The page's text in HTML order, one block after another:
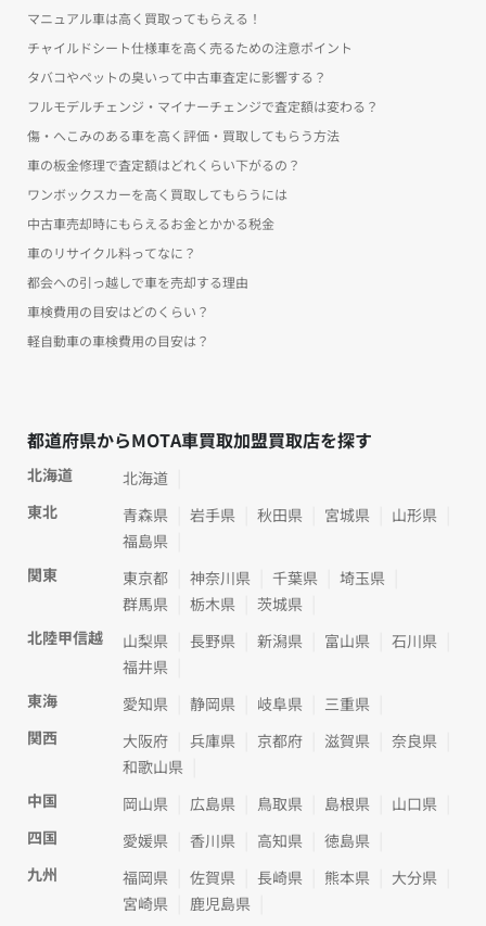
マニュアル車は高く買取ってもらえる！
チャイルドシート仕様車を高く売るための注意ポイント
タバコやペットの臭いって中古車査定に影響する？
フルモデルチェンジ・マイナーチェンジで査定額は変わる？
傷・へこみのある車を高く評価・買取してもらう方法
車の板金修理で査定額はどれくらい下がるの？
ワンボックスカーを高く買取してもらうには
中古車売却時にもらえるお金とかかる税金
車のリサイクル料ってなに？
都会への引っ越しで車を売却する理由
車検費用の目安はどのくらい？
軽自動車の車検費用の目安は？
都道府県からMOTA車買取加盟買取店を探す
北海道
北海道
東北
青森県 岩手県 秋田県 宮城県
山形県
福島県
関東
東京都 神奈川県 千葉県
埼玉県
群馬県
栃木県
茨城県
北陸甲信越
山梨県 長野県 新潟県 富山県
石川県
福井県
東海
愛知県 静岡県 岐阜県
三重県
関西
大阪府 兵庫県 京都府 滋賀県
奈良県
和歌山県
中国
岡山県 広島県 鳥取県 島根県
山口県
四国
愛媛県 香川県 高知県
徳島県
九州
福岡県 佐賀県 長崎県 熊本県
大分県
宮崎県
鹿児島県